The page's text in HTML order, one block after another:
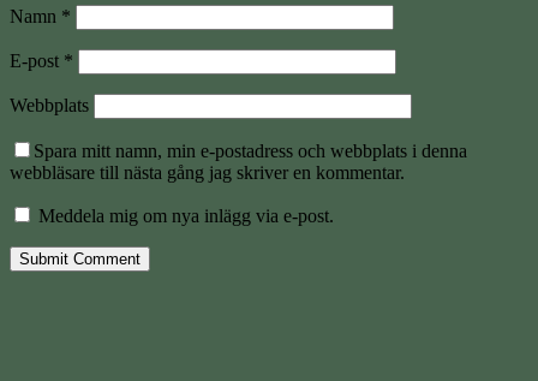
Namn *
E-post *
Webbplats
Spara mitt namn, min e-postadress och webbplats i denna
webbläsare till nästa gång jag skriver en kommentar.
Meddela mig om nya inlägg via e-post.